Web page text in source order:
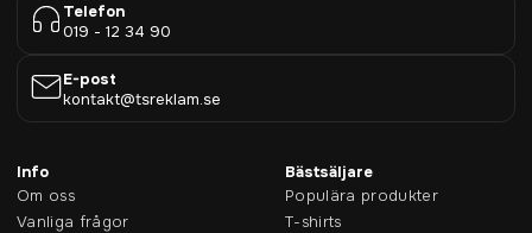
Telefon
019 - 12 34 90
E-post
kontakt@tsreklam.se
Info
Om oss
Vanliga frågor
Bästsäljare
Populära produkter
T-shirts